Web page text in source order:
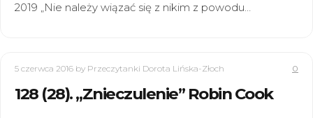
2019 „Nie należy wiązać się z nikim z powodu…
5 czerwca 2016 by Przeczytanki Dorota Lińska-Złoch 0
128 (28). „Znieczulenie” Robin Cook